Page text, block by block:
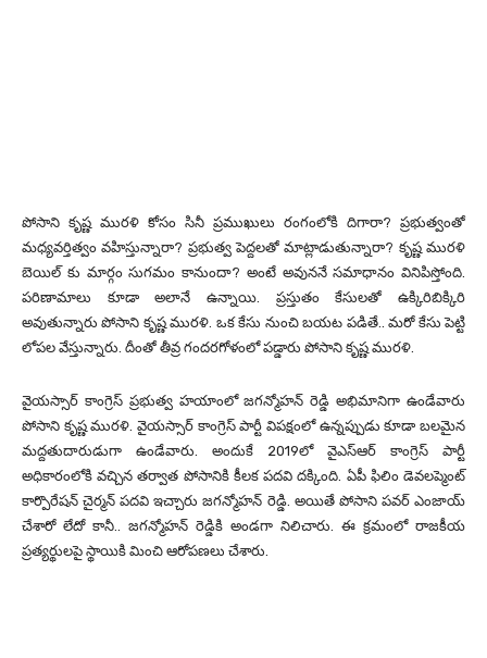
పోసాని కృష్ణ మురళి కోసం సినీ ప్రముఖులు రంగంలోకి దిగారా? ప్రభుత్వంతో
మధ్యవర్తిత్వం వహిస్తున్నారా? ప్రభుత్వ పెద్దలతో మాట్లాడుతున్నారా? కృష్ణ మురళి
బెయిల్ కు మార్గం సుగమం కానుందా? అంటే అవుననే సమాధానం వినిపిస్తోంది.
పరిణామాలు కూడా అలానే ఉన్నాయి. ప్రస్తుతం కేసులతో ఉక్కిరిబిక్కిరి
అవుతున్నారు పోసాని కృష్ణ మురళి. ఒక కేసు నుంచి బయట పడితే.. మరో కేసు పెట్టి
లోపల వేస్తున్నారు. దీంతో తీవ్ర గందరగోళంలో పడ్డారు పోసాని కృష్ణ మురళి.
వైయస్సార్ కాంగ్రెస్ ప్రభుత్వ హయాంలో జగన్మోహన్ రెడ్డి అభిమానిగా ఉండేవారు
పోసాని కృష్ణ మురళి. వైయస్సార్ కాంగ్రెస్ పార్టీ విపక్షంలో ఉన్నప్పుడు కూడా బలమైన
మద్దతుదారుడుగా ఉండేవారు. అందుకే 2019లో వైఎస్ఆర్ కాంగ్రెస్ పార్టీ
అధికారంలోకి వచ్చిన తర్వాత పోసానికి కీలక పదవి దక్కింది. ఏపీ ఫిలిం డెవలప్మెంట్
కార్పొరేషన్ చైర్మన్ పదవి ఇచ్చారు జగన్మోహన్ రెడ్డి. అయితే పోసాని పవర్ ఎంజాయ్
చేశారో లేదో కానీ.. జగన్మోహన్ రెడ్డికి అండగా నిలిచారు. ఈ క్రమంలో రాజకీయ
ప్రత్యర్థులపై స్థాయికి మించి ఆరోపణలు చేశారు.